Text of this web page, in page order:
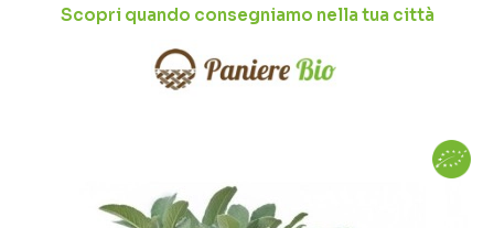
Scopri quando consegniamo nella tua città